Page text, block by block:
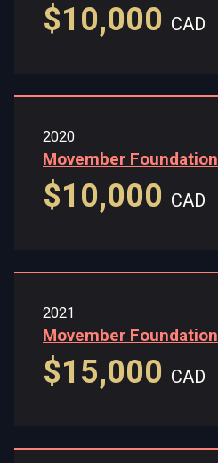
$10,000 CAD
2020
Movember Foundation
$10,000 CAD
2021
Movember Foundation
$15,000 CAD